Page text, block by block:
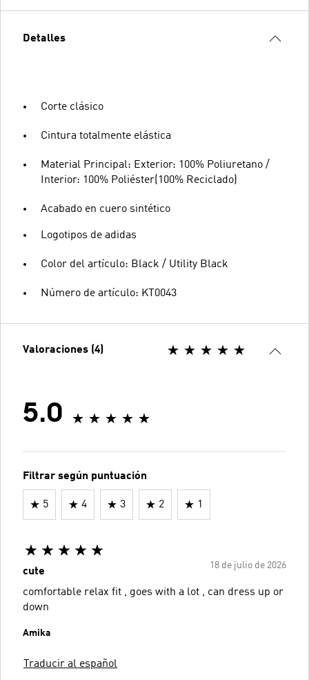
Detalles
Corte clásico
Cintura totalmente elástica
Material Principal: Exterior: 100% Poliuretano /
Interior: 100% Poliéster(100% Reciclado)
Acabado en cuero sintético
Logotipos de adidas
Color del artículo: Black / Utility Black
Número de artículo: KT0043
Valoraciones (4)
5.0
Filtrar según puntuación
5 4 3 2 1
18 de julio de 2026
cute
comfortable relax fit , goes with a lot , can dress up or
down
Amika
Traducir al español